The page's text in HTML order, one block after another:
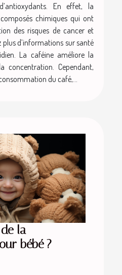
En effet, la
chimiques qui ont
des risques de cancer et
plus d’informations sur santé
La caféine améliore la
concentration. Cependant,
du café,...
la
bébé ?